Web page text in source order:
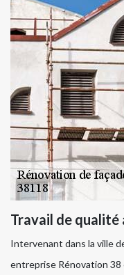
Travail de qualité
Intervenant dans la ville
entreprise Rénovation 38